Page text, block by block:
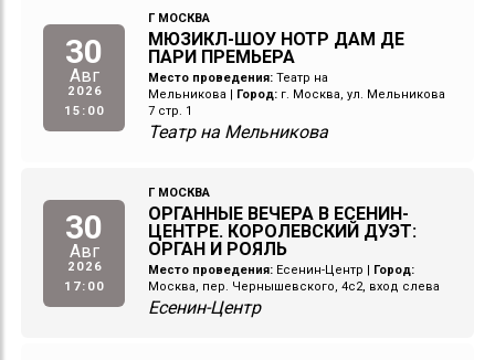
30
Авг
2026
15:00
Г МОСКВА
МЮЗИКЛ-ШОУ НОТР ДАМ ДЕ
ПАРИ ПРЕМЬЕРА
Место проведения: Театр на
Мельникова
Город: г. Москва, ул. Мельникова
7 стр. 1
Театр на Мельникова
30
Авг
2026
17:00
Г МОСКВА
ОРГАННЫЕ ВЕЧЕРА В ЕСЕНИН-
ЦЕНТРЕ. КОРОЛЕВСКИЙ ДУЭТ:
ОРГАН И РОЯЛЬ
Место проведения: Есенин-Центр
Город:
Москва, пер. Чернышевского, 4с2, вход слева
Есенин-Центр